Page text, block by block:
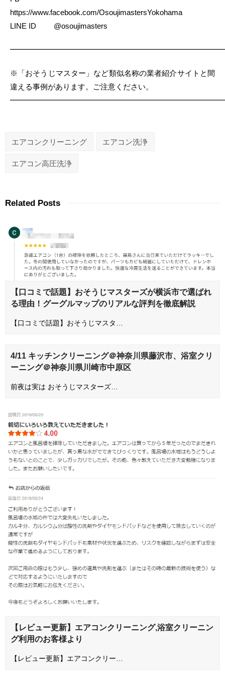
https://www.facebook.com/OsoujimastersYokohama
LINE ID @osoujimasters
※「おそうじマスター」など類似名称の業者紹介サイトと間
違える事例があります。ご注意ください。
エアコンクリーニング エアコン洗浄
エアコン高圧洗浄
Related Posts
【口コミで話題】おそうじマスターズが横浜市で選ばれ
る理由！グーグルマップのリアルな評判を徹底解説
【口コミで話題】おそうじマスタ…
4/11 キッチンクリーニング＠神奈川県藤沢市、浴室クリ
ーニング＠神奈川県川崎市中原区
前夜は実は おそうじマスターズ…
【レビュー更新】エアコンクリーニング,浴室クリーニン
グ利用のお客様より
【レビュー更新】エアコンクリー…